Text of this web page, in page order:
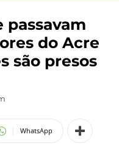
passavam
do Acre
são presos
WhatsApp